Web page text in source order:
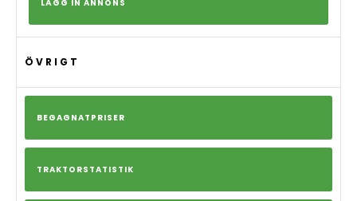
LÄGG IN ANNONS
ÖVRIGT
BEGAGNATPRISER
TRAKTORSTATISTIK